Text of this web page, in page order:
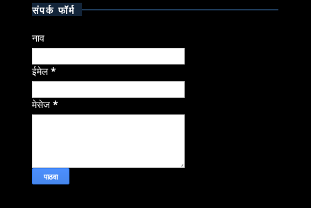
संपर्क फॉर्म
नाव
ईमेल*
मेसेज*